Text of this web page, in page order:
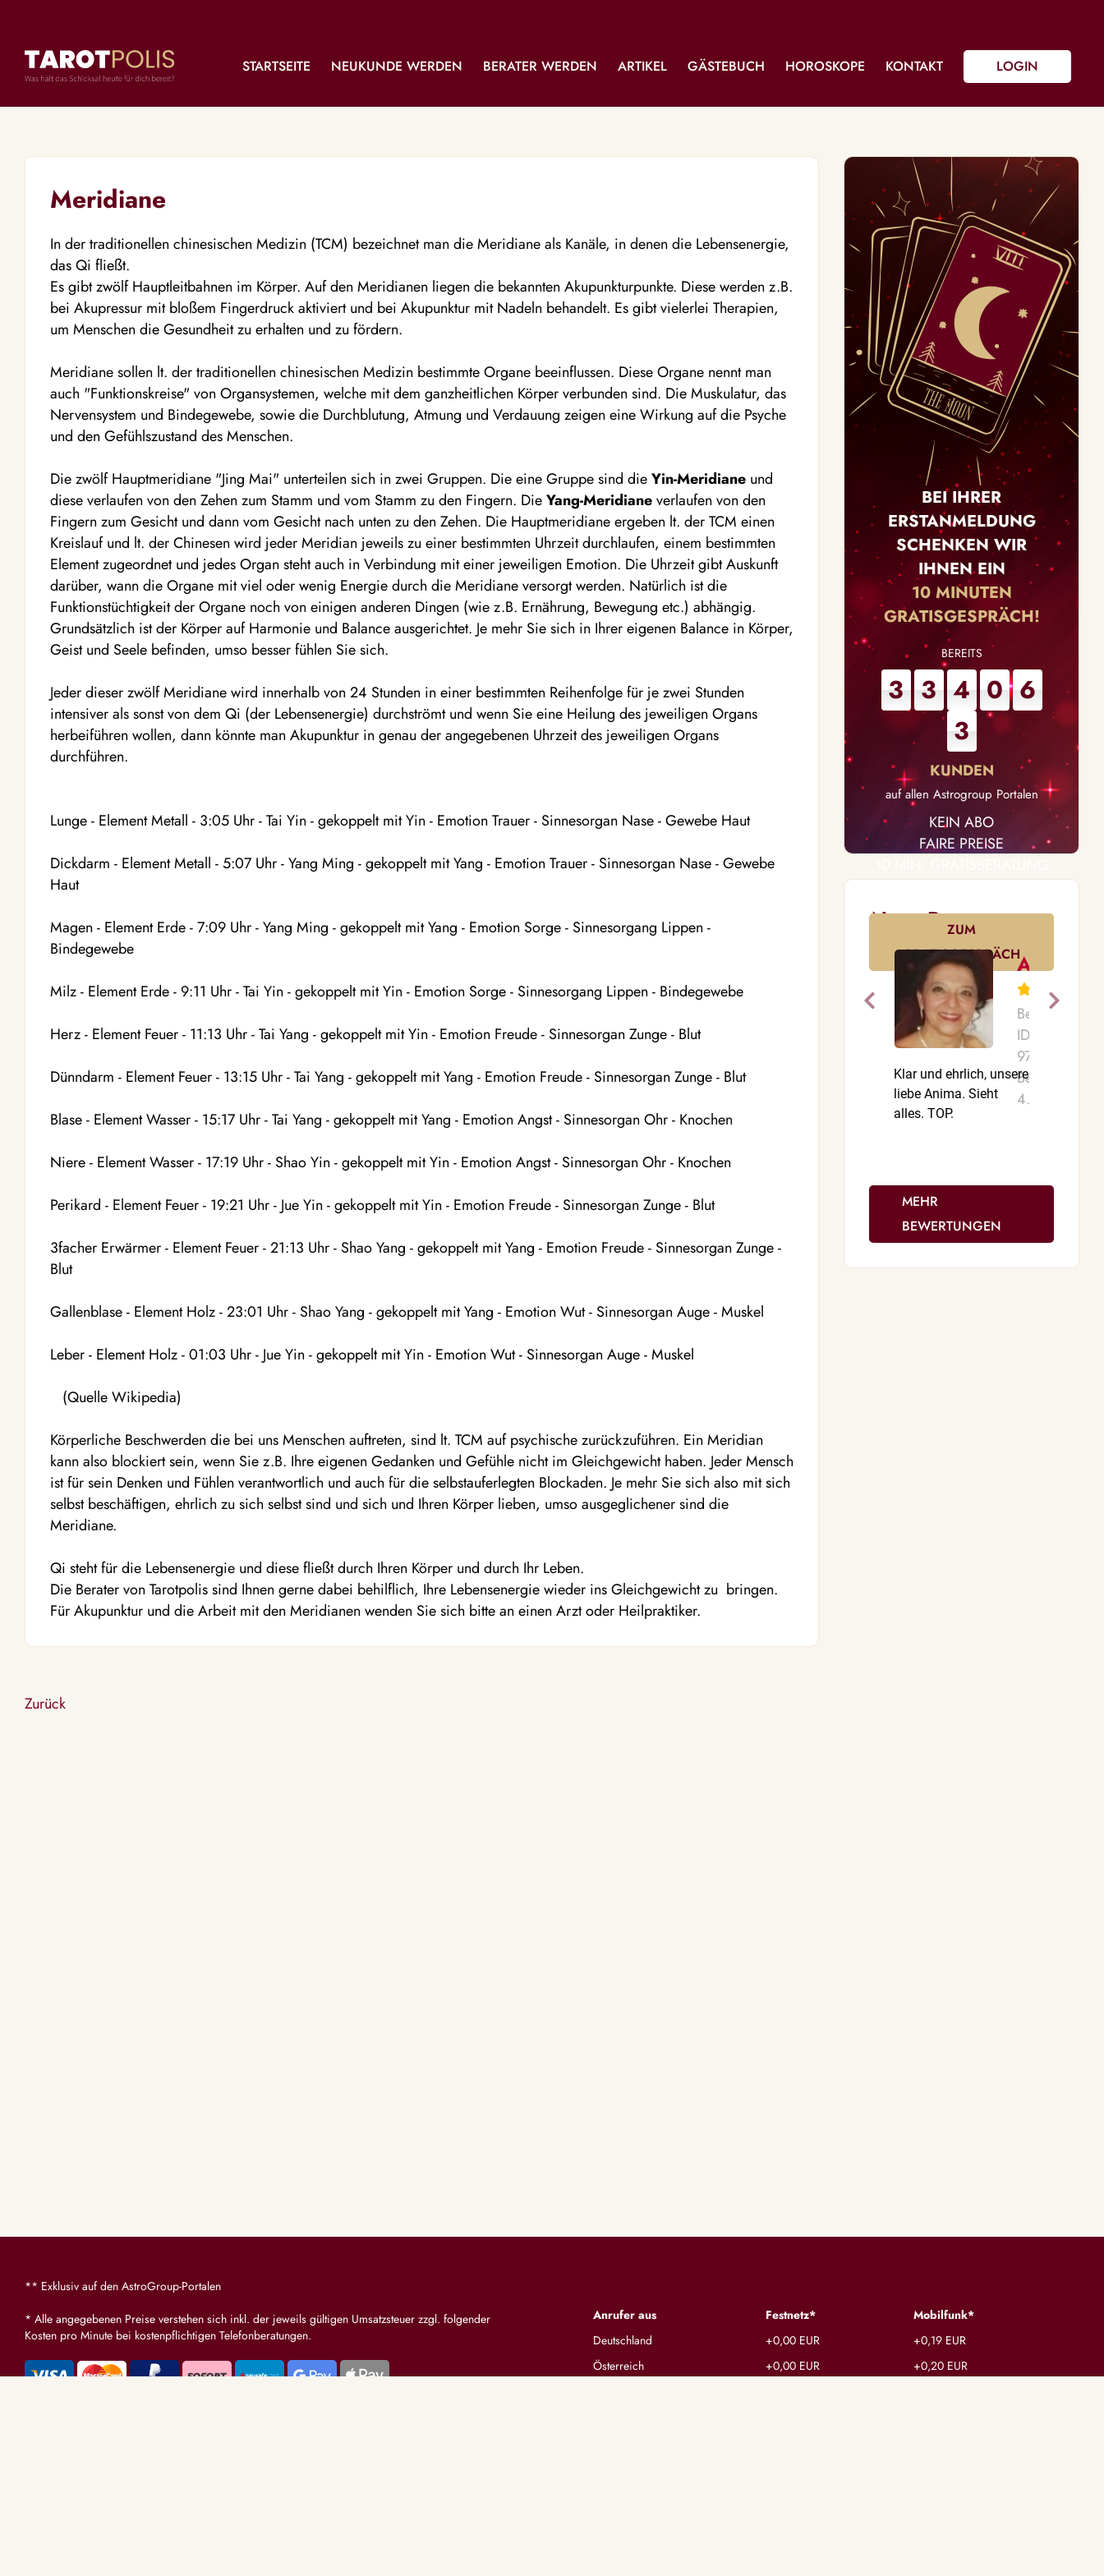
STARTSEITE NEUKUNDE WERDEN BERATER WERDEN ARTIKEL GÄSTEBUCH HOROSKOPE KONTAKT LOGIN
Meridiane
In der traditionellen chinesischen Medizin (TCM) bezeichnet man die Meridiane als Kanäle, in denen die Lebensenergie,
das Qi fließt.
Es gibt zwölf Hauptleitbahnen im Körper. Auf den Meridianen liegen die bekannten Akupunkturpunkte. Diese werden z.B.
bei Akupressur mit bloßem Fingerdruck aktiviert und bei Akupunktur mit Nadeln behandelt. Es gibt vielerlei Therapien,
um Menschen die Gesundheit zu erhalten und zu fördern.
Meridiane sollen lt. der traditionellen chinesischen Medizin bestimmte Organe beeinflussen. Diese Organe nennt man
auch "Funktionskreise" von Organsystemen, welche mit dem ganzheitlichen Körper verbunden sind. Die Muskulatur, das
Nervensystem und Bindegewebe, sowie die Durchblutung, Atmung und Verdauung zeigen eine Wirkung auf die Psyche
und den Gefühlszustand des Menschen.
Die zwölf Hauptmeridiane "Jing Mai" unterteilen sich in zwei Gruppen. Die eine Gruppe sind dieYin-Meridiane und
diese verlaufen von den Zehen zum Stamm und vom Stamm zu den Fingern. DieYang-Meridianeverlaufen von den
Fingern zum Gesicht und dann vom Gesicht nach unten zu den Zehen. Die Hauptmeridiane ergeben lt. der TCM einen
Kreislauf und lt. der Chinesen wird jeder Meridian jeweils zu einer bestimmten Uhrzeit durchlaufen, einem bestimmten
Element zugeordnet und jedes Organ steht auch in Verbindung mit einer jeweiligen Emotion. Die Uhrzeit gibt Auskunft
darüber, wann die Organe mit viel oder wenig Energie durch die Meridiane versorgt werden. Natürlich ist die
Funktionstüchtigkeit der Organe noch von einigen anderen Dingen (wie z.B. Ernährung, Bewegung etc.) abhängig.
Grundsätzlich ist der Körper auf Harmonie und Balance ausgerichtet. Je mehr Sie sich in Ihrer eigenen Balance in Körper,
Geist und Seele befinden, umso besser fühlen Sie sich.
Jeder dieser zwölf Meridiane wird innerhalb von 24 Stunden in einer bestimmten Reihenfolge für je zwei Stunden
intensiver als sonst von dem Qi (der Lebensenergie) durchströmt und wenn Sie eine Heilung des jeweiligen Organs
herbeiführen wollen, dann könnte man Akupunktur in genau der angegebenen Uhrzeit des jeweiligen Organs
durchführen.
Lunge - Element Metall - 3:05 Uhr - Tai Yin - gekoppelt mit Yin - Emotion Trauer - Sinnesorgan Nase - Gewebe Haut
Dickdarm - Element Metall - 5:07 Uhr - Yang Ming - gekoppelt mit Yang - Emotion Trauer - Sinnesorgan Nase - Gewebe
Haut
Magen - Element Erde - 7:09 Uhr - Yang Ming - gekoppelt mit Yang - Emotion Sorge - Sinnesorgang Lippen -
Bindegewebe
Milz - Element Erde - 9:11 Uhr - Tai Yin - gekoppelt mit Yin - Emotion Sorge - Sinnesorgang Lippen - Bindegewebe
Herz - Element Feuer - 11:13 Uhr - Tai Yang - gekoppelt mit Yin - Emotion Freude - Sinnesorgan Zunge - Blut
Dünndarm - Element Feuer - 13:15 Uhr - Tai Yang - gekoppelt mit Yang - Emotion Freude - Sinnesorgan Zunge - Blut
Blase - Element Wasser - 15:17 Uhr - Tai Yang - gekoppelt mit Yang - Emotion Angst - Sinnesorgan Ohr - Knochen
Niere - Element Wasser - 17:19 Uhr - Shao Yin - gekoppelt mit Yin - Emotion Angst - Sinnesorgan Ohr - Knochen
Perikard - Element Feuer - 19:21 Uhr - Jue Yin - gekoppelt mit Yin - Emotion Freude - Sinnesorgan Zunge - Blut
3facher Erwärmer - Element Feuer - 21:13 Uhr - Shao Yang - gekoppelt mit Yang - Emotion Freude - Sinnesorgan Zunge -
Blut
Gallenblase - Element Holz - 23:01 Uhr - Shao Yang - gekoppelt mit Yang - Emotion Wut - Sinnesorgan Auge - Muskel
Leber - Element Holz - 01:03 Uhr - Jue Yin - gekoppelt mit Yin - Emotion Wut - Sinnesorgan Auge - Muskel
(Quelle Wikipedia)
Körperliche Beschwerden die bei uns Menschen auftreten, sind lt. TCM auf psychische zurückzuführen. Ein Meridian
kann also blockiert sein, wenn Sie z.B. Ihre eigenen Gedanken und Gefühle nicht im Gleichgewicht haben. Jeder Mensch
ist für sein Denken und Fühlen verantwortlich und auch für die selbstauferlegten Blockaden. Je mehr Sie sich also mit sich
selbst beschäftigen, ehrlich zu sich selbst sind und sich und Ihren Körper lieben, umso ausgeglichener sind die
Meridiane.
Qi steht für die Lebensenergie und diese fließt durch Ihren Körper und durch Ihr Leben.
Die Berater von Tarotpolis sind Ihnen gerne dabei behilflich, Ihre Lebensenergie wieder ins Gleichgewicht zu bringen.
Für Akupunktur und die Arbeit mit den Meridianen wenden Sie sich bitte an einen Arzt oder Heilpraktiker.
Zurück
BEI IHRER
ERSTANMELDUNG
SCHENKEN WIR
IHNEN EIN
10 MINUTEN
GRATISGESPRÄCH!
3 3 4 0 6
3
auf allen Astrogroup Portalen
KEIN ABO
FAIRE PREISE
ENDET AUTOMATISCH
ZUM
GRATISGESPRÄCH
Neue Bewertungen
Anima
Berater-
ID:
970
Bewertungen:
4.160
Klar und ehrlich, unsere
liebe Anima. Sieht
alles. TOP.
MEHR
BEWERTUNGEN
** Exklusiv auf den AstroGroup-Portalen
* Alle angegebenen Preise verstehen sich inkl. der jeweils gültigen Umsatzsteuer zzgl. folgender
Kosten pro Minute bei kostenpflichtigen Telefonberatungen.
Anrufer aus Festnetz*
Mobilfunk*
Deutschland
+0,00 EUR
+0,19 EUR
Österreich
+0,00 EUR
+0,20 EUR